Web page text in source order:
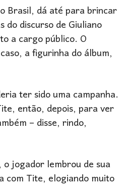
Brasil, dá até para brincar
do discurso de Giuliano
a cargo público. O
a figurinha do álbum,
ter sido uma campanha.
então, depois, para ver
– disse, rindo,
o jogador lembrou de sua
com Tite, elogiando muito